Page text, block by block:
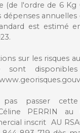
(de l'ordre de 6 Kg
dépenses
est estimé
sur les risques
sont
pas passer
PERRIN au
inscrit AU